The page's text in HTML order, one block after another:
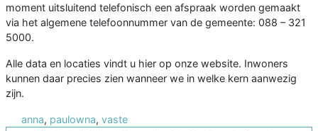
moment uitsluitend telefonisch een afspraak worden gemaakt
via het algemene telefoonnummer van de gemeente: 088 – 321
5000.
Alle data en locaties vindt u hier op onze website. Inwoners
kunnen daar precies zien wanneer we in welke kern aanwezig
zijn.
anna, paulowna, vaste